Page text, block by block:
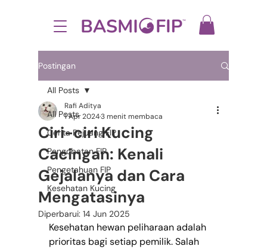
Postingan
All Posts
Cerita Pejuang FIP
Pengobatan FIP
Pengetahuan FIP
Kesehatan Kucing
All Posts
Ciri-ciri Kucing
Cacingan: Kenali
Gejalanya dan Cara
Mengatasinya
Rafi Aditya
1 Apr 20243 menit membaca
Diperbarui: 14 Jun 2025
Kesehatan hewan peliharaan adalah
prioritas bagi setiap pemilik. Salah